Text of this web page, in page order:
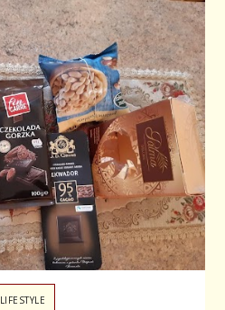
LIFESTYLE